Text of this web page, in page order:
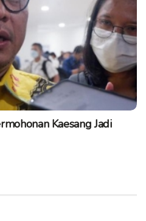
Kaesang Jadi